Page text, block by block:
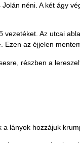
néni. A két ágy
Az utcai
az éjjelen
részben a
lányok hozzájuk